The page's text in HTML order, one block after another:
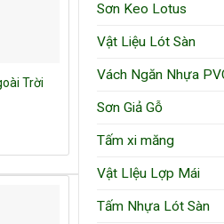
Trời
Sơn Keo Lotus
Vật Liệu Lót Sàn
Vách Ngăn Nhựa
Sơn Giả Gỗ
Tấm xi măng
Vật LIệu Lợp Mái
Tấm Nhựa Lót Sàn